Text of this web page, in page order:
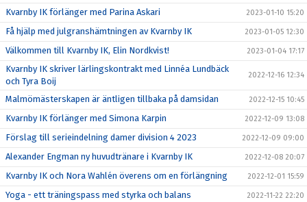
Kvarnby IK förlänger med Parina Askari 2023-01-10 15:20
Få hjälp med julgranshämtningen av Kvarnby IK 2023-01-05 12:30
Välkommen till Kvarnby IK, Elin Nordkvist! 2023-01-04 17:17
Kvarnby IK skriver lärlingskontrakt med Linnéa Lundbäck
och Tyra Boij
2022-12-16 12:34
Malmömästerskapen är äntligen tillbaka på damsidan 2022-12-15 10:45
Kvarnby IK förlänger med Simona Karpin 2022-12-09 13:08
Förslag till serieindelning damer division 4 2023 2022-12-09 09:00
Alexander Engman ny huvudtränare i Kvarnby IK 2022-12-08 20:07
Kvarnby IK och Nora Wahlén överens om en förlängning 2022-12-01 15:59
Yoga - ett träningspass med styrka och balans 2022-11-22 22:20